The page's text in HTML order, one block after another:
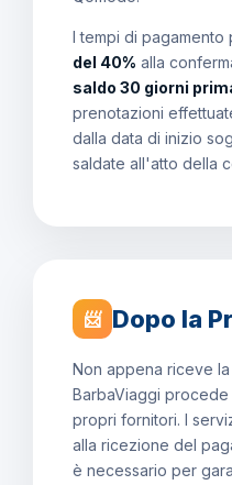
I tempi di pagamento
del 40% alla
saldo 30 giorni
prenotazioni
dalla data di inizio
saldate all'atto della
📨 Dopo la
Non appena riceve
BarbaViaggi
propri fornitori. I
alla ricezione del
è necessario per